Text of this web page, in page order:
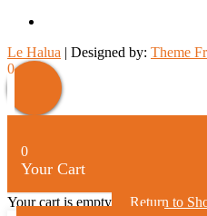
Le Halua | Designed by: Theme
Scroll
Up
0
0
Your Cart
Your cart is empty
Return to